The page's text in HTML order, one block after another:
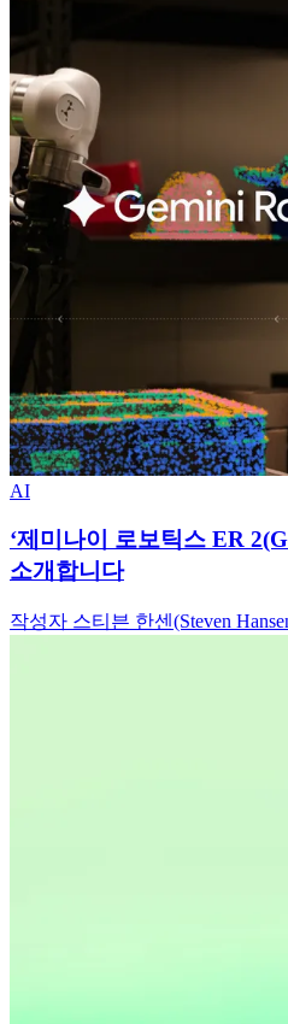
AI
‘제미나이 로보틱스 ER
소개합니다
작성자 스티븐 한센(Steven